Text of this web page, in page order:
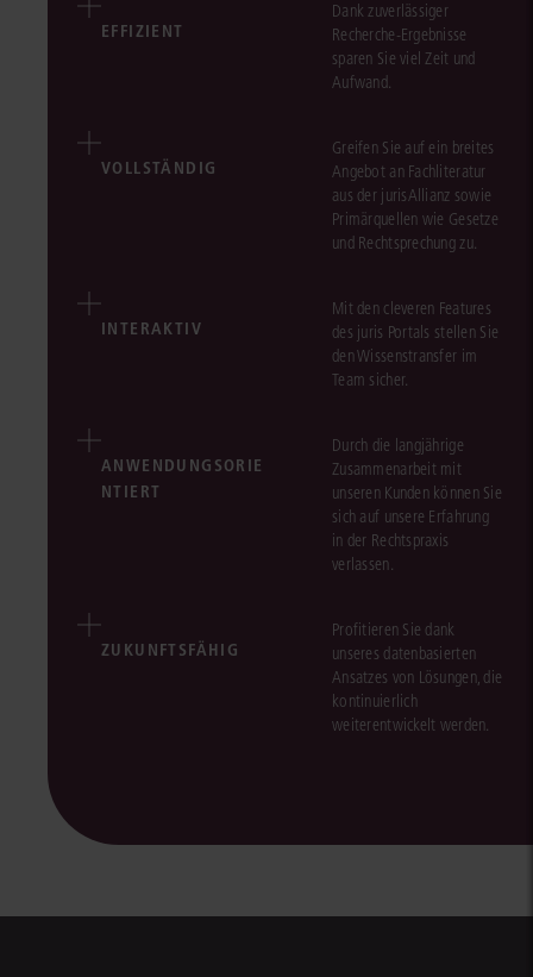
EFFIZIENT
Dank zuverlässiger
Recherche-Ergebnisse
sparen Sie viel Zeit und
Aufwand.
VOLLSTÄNDIG
Greifen Sie auf ein breites
Angebot an Fachliteratur
aus der jurisAllianz sowie
Primärquellen wie Gesetze
und Rechtsprechung zu.
INTERAKTIV
Mit den cleveren Features
des juris Portals stellen Sie
den Wissenstransfer im
Team sicher.
ANWENDUNGSORIE
NTIERT
Durch die langjährige
Zusammenarbeit mit
unseren Kunden können Sie
sich auf unsere Erfahrung
in der Rechtspraxis
verlassen.
ZUKUNFTSFÄHIG
Profitieren Sie dank
unseres datenbasierten
Ansatzes von Lösungen, die
kontinuierlich
weiterentwickelt werden.